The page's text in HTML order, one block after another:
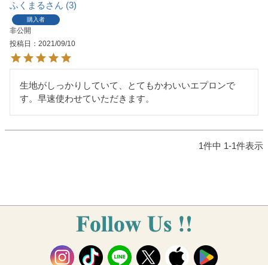
ふくまる 3
購入者
非公開
投稿日
2021/09/10
生地がしっかりしていて、とてもかわいいエプロンで
す。早速使わせていただきます。
1件中 1-1件表示